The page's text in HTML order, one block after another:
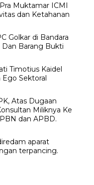
Muktamar ICMI
dan Ketahanan
Golkar di Bandara
Dan Barang Bukti
Timotius Kaidel
Sektoral
Atas Dugaan
Miliknya Ke
dan APBD.
aparat
terpancing.